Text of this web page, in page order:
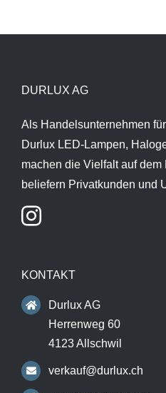
DURLUX AG
Als Handelsunternehmen
Durlux LED-Lampen,
machen die Vielfalt auf dem
beliefern Privatkunden und
KONTAKT
Durlux AG
Herrenweg 60
4123 Allschwil
verkauf@durlux.ch